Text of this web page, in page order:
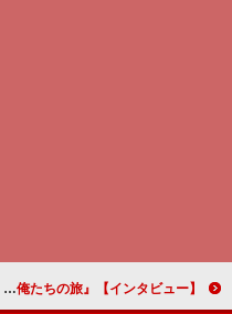
中村雅俊「ちょっと同窓会に顔を出すようなつもりで今の3人の姿も見てほしいなと思います」『五十年目の俺たちの旅』【インタビュー】